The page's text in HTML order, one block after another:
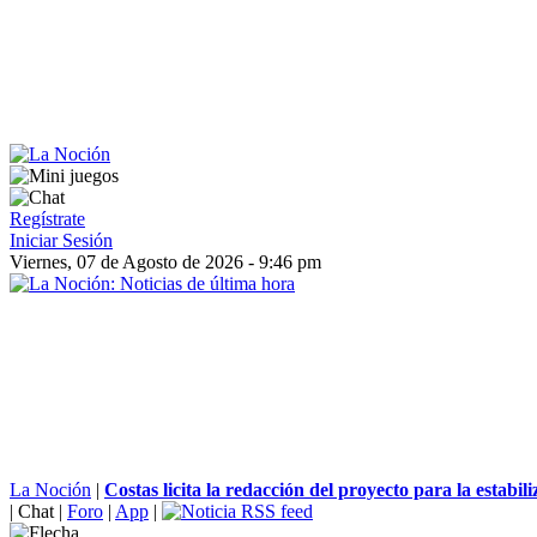
Regístrate
Iniciar Sesión
Viernes, 07 de Agosto de 2026 - 9:46 pm
La Noción | Costas licita la redacción del proyecto para la
| Chat | Foro | App |